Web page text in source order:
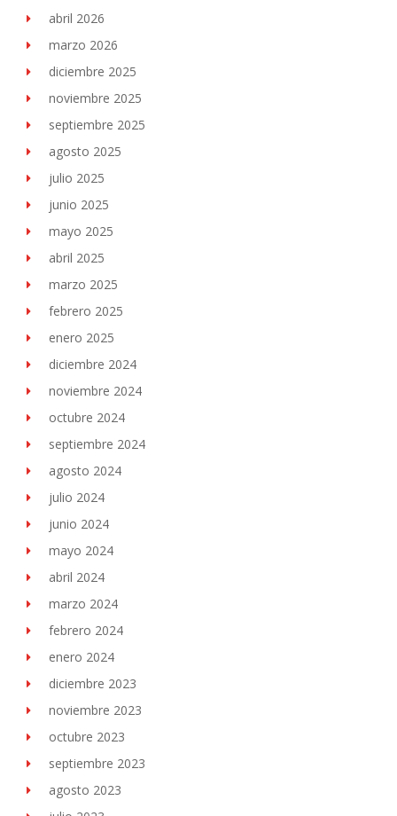
abril 2026
marzo 2026
diciembre 2025
noviembre 2025
septiembre 2025
agosto 2025
julio 2025
junio 2025
mayo 2025
abril 2025
marzo 2025
febrero 2025
enero 2025
diciembre 2024
noviembre 2024
octubre 2024
septiembre 2024
agosto 2024
julio 2024
junio 2024
mayo 2024
abril 2024
marzo 2024
febrero 2024
enero 2024
diciembre 2023
noviembre 2023
octubre 2023
septiembre 2023
agosto 2023